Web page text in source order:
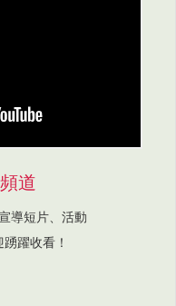
道
導短片、活動
躍收看！